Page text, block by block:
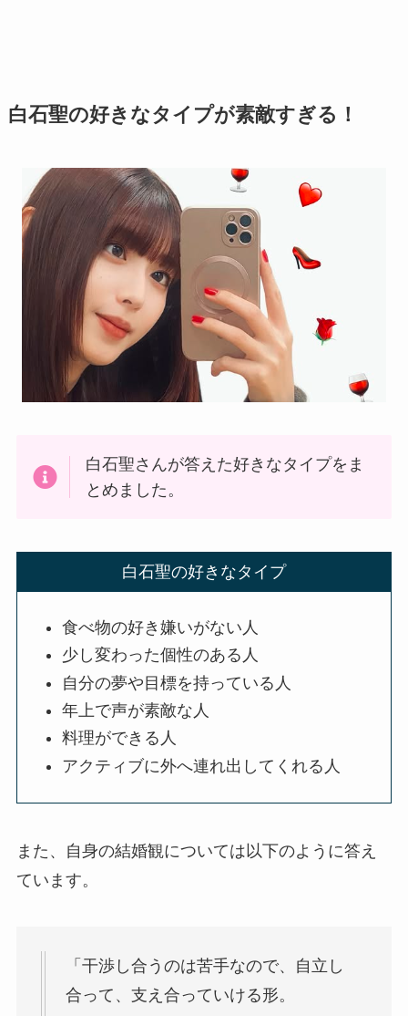
白石聖の好きなタイプが素敵すぎる！
白石聖さんが答えた好きなタイプをま
とめました。
白石聖の好きなタイプ
食べ物の好き嫌いがない人
少し変わった個性のある人
自分の夢や目標を持っている人
年上で声が素敵な人
料理ができる人
アクティブに外へ連れ出してくれる人
また、自身の結婚観については以下のように答え
ています。
「干渉し合うのは苦手なので、自立し
合って、支え合っていける形。